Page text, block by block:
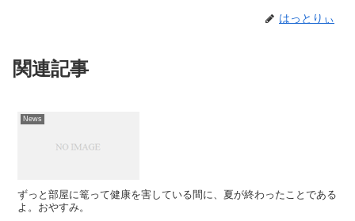
はっとりぃ
関連記事
News
ずっと部屋に篭って健康を害している間に、夏が終わったことである
よ。おやすみ。